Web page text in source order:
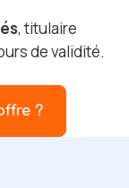
, titulaire
de validité.
?